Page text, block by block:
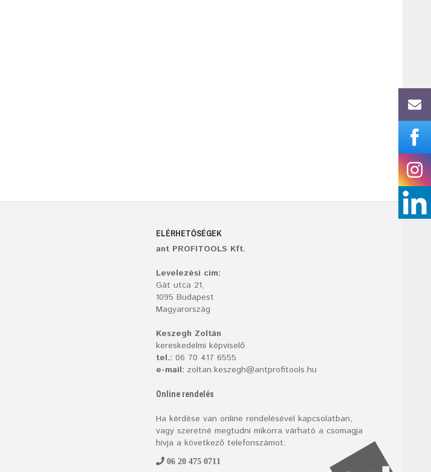
ELÉRHETŐSÉGEK
ant PROFITOOLS Kft.
Levelezési cím:
Gát utca 21,
1095 Budapest
Magyarország
Keszegh Zoltán
kereskedelmi képviselő
tel.: 06 70 417 6555
e-mail: zoltan.keszegh@antprofitools.hu
Online rendelés
Ha kérdése van online rendelésével kapcsolatban,
vagy szeretné megtudni mikorra várható a csomagja
hívja a következő telefonszámot:
06 20 475 0711